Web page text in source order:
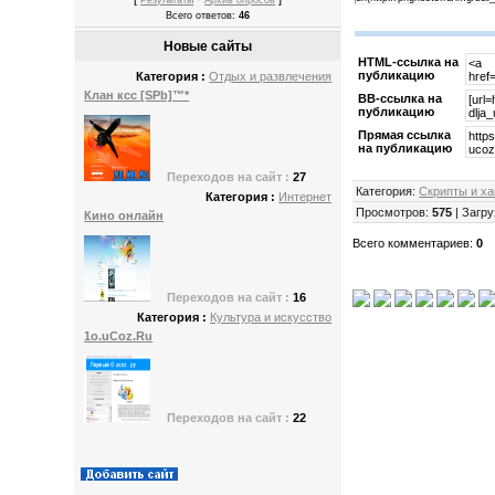
Всего ответов:46
Новые сайты
Категория : Отдых и развлечения
Клан ксс [SPb]™*
Переходов на сайт : 27
Категория : Интернет
Кино онлайн
Переходов на сайт : 16
Категория : Культура и искусство
1o.uСoz.Ru
Переходов на сайт : 22
HTML-cсылка на
публикацию
BB-cсылка на
публикацию
Прямая ссылка
на публикацию
Категория:Скрипты и
Просмотров:575 |
Всего комментариев:0